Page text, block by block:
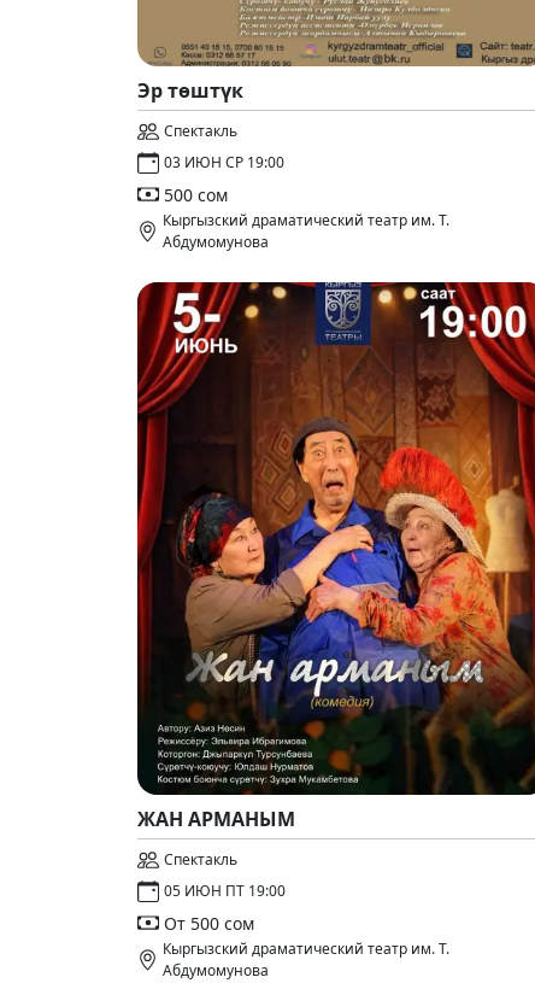
Эр төштүк
Спектакль
03 ИЮН СР 19:00
500 сом
Кыргызский драматический театр им. Т.
Абдумомунова
ЖАН АРМАНЫМ
Спектакль
05 ИЮН ПТ 19:00
От 500 сом
Кыргызский драматический театр им. Т.
Абдумомунова